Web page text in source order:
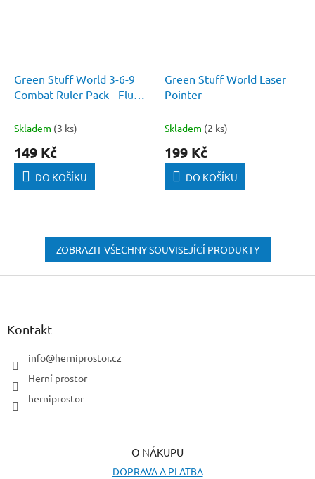
Green Stuff World 3-6-9
Combat Ruler Pack - Fluor
Skladem (3 ks)
149 Kč
DO KOŠÍKU
Green Stuff World Laser
Pointer
Skladem (2 ks)
199 Kč
DO KOŠÍKU
ZOBRAZIT VŠECHNY SOUVISEJÍCÍ PRODUKTY
Z
Kontakt
info@herniprostor.cz
Herní prostor
herniprostor
O NÁKUPU
DOPRAVA A PLATBA